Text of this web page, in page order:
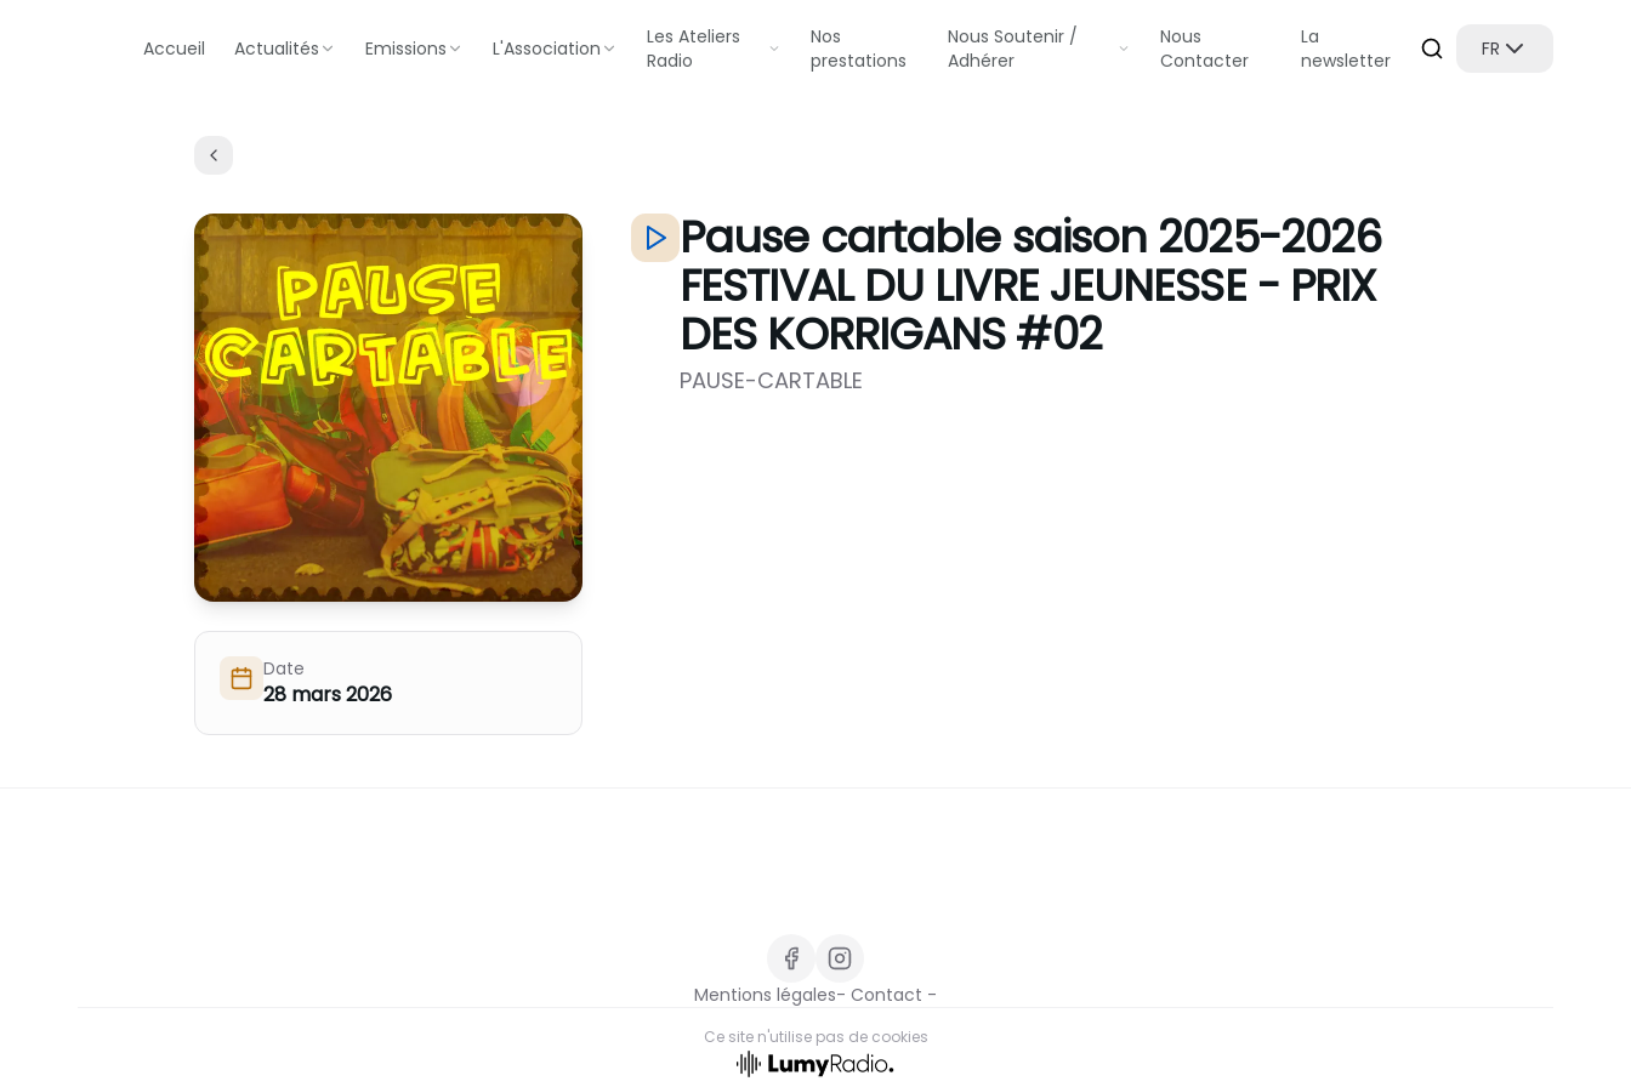
Accueil Actualités Emissions L'Association
Les Ateliers
Radio
Nos
prestations
Nous Soutenir /
Adhérer
Nous
Contacter
La
newsletter
FR
Date
28 mars 2026
Pause cartable saison 2025-2026
FESTIVAL DU LIVRE JEUNESSE - PRIX
DES KORRIGANS #02
PAUSE-CARTABLE
Mentions légales- Contact -
Ce site n'utilise pas de cookies